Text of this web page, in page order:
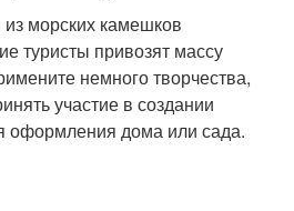
морских камешков
туристы привозят массу
немного творчества,
участие в создании
оформления дома или сада.